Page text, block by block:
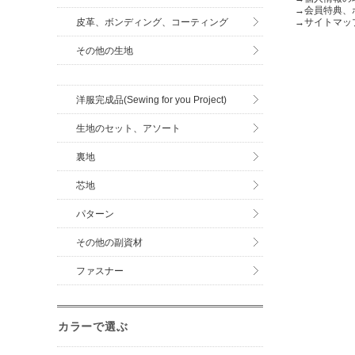
→会員特典、
→サイトマッ
皮革、ボンディング、コーティング
その他の生地
洋服完成品(Sewing for you Project)
生地のセット、アソート
裏地
芯地
パターン
その他の副資材
ファスナー
カラーで選ぶ